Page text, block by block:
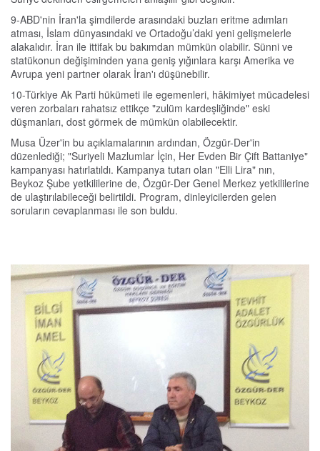
9-ABD'nin İran'la şimdilerde arasındaki buzları eritme adımları
atması, İslam dünyasındaki ve Ortadoğu’daki yeni gelişmelerle
alakalıdır. İran ile ittifak bu bakımdan mümkün olabilir. Sünni ve
statükonun değişiminden yana geniş yığınlara karşı Amerika ve
Avrupa yeni partner olarak İran'ı düşünebilir.
10-Türkiye Ak Parti hükümeti ile egemenleri, hâkimiyet mücadelesi
veren zorbaları rahatsız ettikçe "zulüm kardeşliğinde" eski
düşmanları, dost görmek de mümkün olabilecektir.
Musa Üzer'in bu açıklamalarının ardından, Özgür-Der'in
düzenlediği; "Suriyeli Mazlumlar İçin, Her Evden Bir Çift Battaniye"
kampanyası hatırlatıldı. Kampanya tutarı olan "Elli Lira" nın,
Beykoz Şube yetkililerine de, Özgür-Der Genel Merkez yetkililerine
de ulaştırılabileceği belirtildi. Program, dinleyicilerden gelen
soruların cevaplanması ile son buldu.